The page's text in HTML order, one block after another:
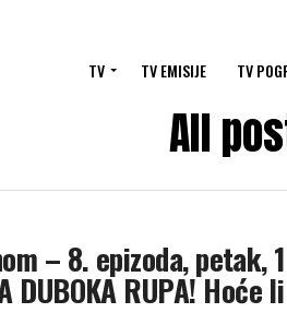
TV TV EMISIJE TV
All
– 8. epizoda, petak,
DUBOKA RUPA! Hoće